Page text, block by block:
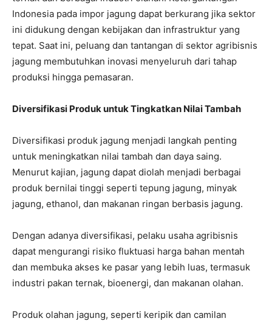
Indonesia pada impor jagung dapat berkurang jika sektor
ini didukung dengan kebijakan dan infrastruktur yang
tepat. Saat ini, peluang dan tantangan di sektor agribisnis
jagung membutuhkan inovasi menyeluruh dari tahap
produksi hingga pemasaran.
Diversifikasi Produk untuk Tingkatkan Nilai Tambah
Diversifikasi produk jagung menjadi langkah penting
untuk meningkatkan nilai tambah dan daya saing.
Menurut kajian, jagung dapat diolah menjadi berbagai
produk bernilai tinggi seperti tepung jagung, minyak
jagung, ethanol, dan makanan ringan berbasis jagung.
Dengan adanya diversifikasi, pelaku usaha agribisnis
dapat mengurangi risiko fluktuasi harga bahan mentah
dan membuka akses ke pasar yang lebih luas, termasuk
industri pakan ternak, bioenergi, dan makanan olahan.
Produk olahan jagung, seperti keripik dan camilan